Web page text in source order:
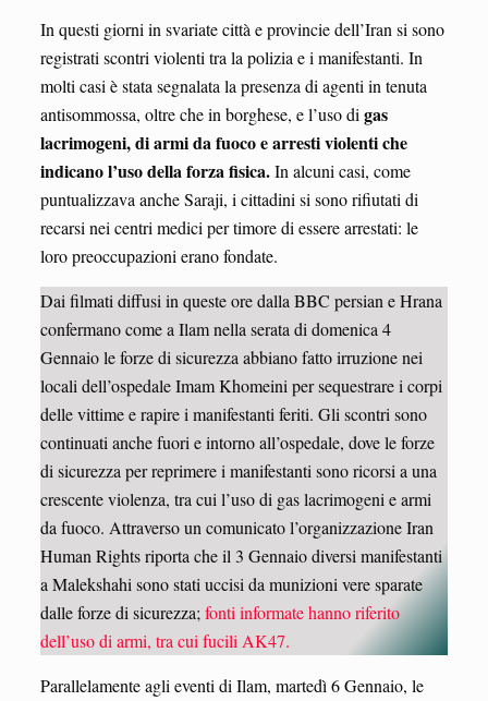
In questi giorni in svariate città e provincie dell’Iran si sono
registrati scontri violenti tra la polizia e i manifestanti. In
molti casi è stata segnalata la presenza di agenti in tenuta
antisommossa, oltre che in borghese, e l’uso digas
lacrimogeni, di armi da fuoco e arresti violenti che
indicano l’uso della forza fisica.In alcuni casi, come
puntualizzava anche Saraji, i cittadini si sono rifiutati di
recarsi nei centri medici per timore di essere arrestati: le
loro preoccupazioni erano fondate.
Dai filmati diffusi in queste ore dalla BBC persian e Hrana
confermano come a Ilam nella serata di domenica 4
Gennaio le forze di sicurezza abbiano fatto irruzione nei
locali dell’ospedale Imam Khomeini per sequestrare i corpi
delle vittime e rapire i manifestanti feriti. Gli scontri sono
continuati anche fuori e intorno all’ospedale, dove le forze
di sicurezza per reprimere i manifestanti sono ricorsi a una
crescente violenza, tra cui l’uso di gas lacrimogeni e armi
da fuoco. Attraverso un comunicato l’organizzazione Iran
Human Rights riporta che il 3 Gennaio diversi manifestanti
a Malekshahi sono stati uccisi da munizioni vere sparate
dalle forze di sicurezza;fonti informate hanno riferito
dell’uso di armi, tra cui fucili AK47.
Parallelamente agli eventi di Ilam, martedì 6 Gennaio, le